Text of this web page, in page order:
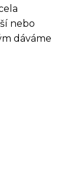
nebo
dáváme